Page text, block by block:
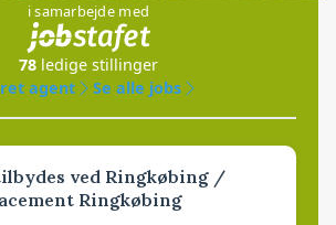
i samarbejde med
78 ledige stillinger
agent
Se alle jobs
ved Ringkøbing /
Ringkøbing